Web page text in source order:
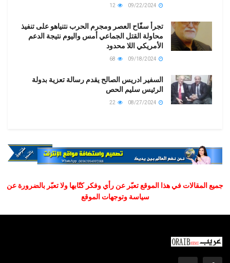
تجرأ سفّاح العصر ومجرم الحرب نتنياهو على تنفيذ
محاولة القتل الجماعي أمس واليوم نتيجة الدعم
الأمريكي اللا محدود
السفير ادريس الصالح يقدم رسالة تعزية بدولة
الرئيس سليم الحص
جميع المقالات في هذا الموقع تعبّر عن رأي وفكر كتّابها ولا تعبّر بالضرورة عن
سياسة وتوجهات الموقع